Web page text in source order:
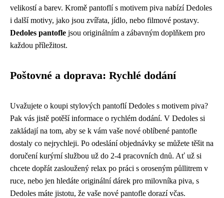
velikostí a barev. Kromě pantoflí s motivem piva nabízí Dedoles
i další motivy, jako jsou zvířata, jídlo, nebo filmové postavy.
Dedoles pantofle jsou originálním a zábavným doplňkem pro
každou příležitost.
Poštovné a doprava: Rychlé dodání
Uvažujete o koupi stylových pantoflí Dedoles s motivem piva?
Pak vás jistě potěší informace o rychlém dodání. V Dedoles si
zakládají na tom, aby se k vám vaše nové oblíbené pantofle
dostaly co nejrychleji. Po odeslání objednávky se můžete těšit na
doručení kurýrní službou už do 2-4 pracovních dnů. Ať už si
chcete dopřát zasloužený relax po práci s oroseným půllitrem v
ruce, nebo jen hledáte originální dárek pro milovníka piva, s
Dedoles máte jistotu, že vaše nové pantofle dorazí včas.